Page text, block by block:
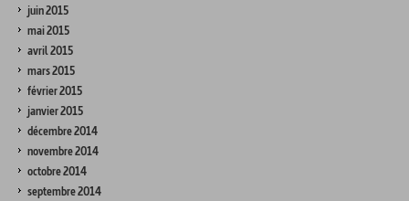
juin 2015
mai 2015
avril 2015
mars 2015
février 2015
janvier 2015
décembre 2014
novembre 2014
octobre 2014
septembre 2014